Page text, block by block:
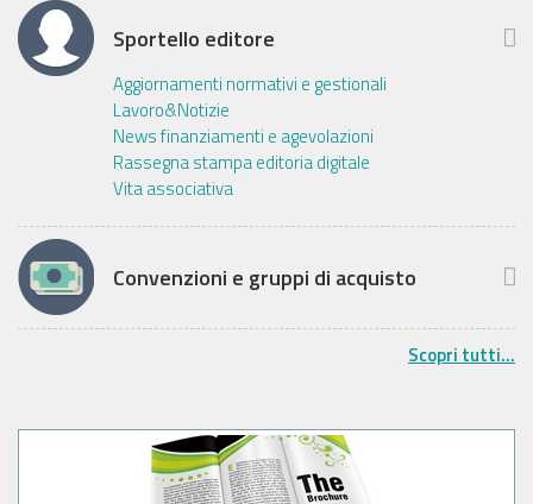
Sportello editore
Aggiornamenti normativi e gestionali
Lavoro&Notizie
News finanziamenti e agevolazioni
Rassegna stampa editoria digitale
Vita associativa
Convenzioni e gruppi di acquisto
Scopri tutti...